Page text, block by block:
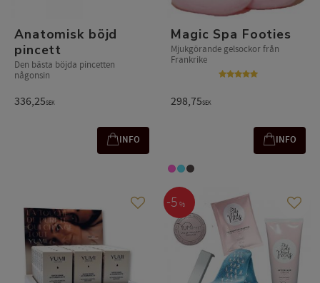
Anatomisk böjd
pincett
​Den bästa böjda pincetten
någonsin
336,25SEK
INFO
Magic Spa Footies
Mjukgörande gelsockor från
Frankrike
298,75SEK
INFO
Gem som favorit
5 % Gem